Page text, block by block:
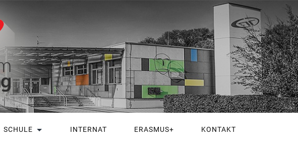
SCHULE INTERNAT ERASMUS+ KONTAKT